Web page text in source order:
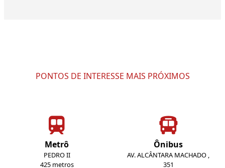
PONTOS DE INTERESSE MAIS PRÓXIMOS
Metrô
PEDRO II
425 metros
Ônibus
AV. ALCÂNTARA MACHADO ,
351